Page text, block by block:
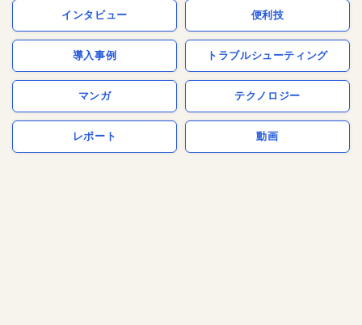
インタビュー 便利技
導入事例 トラブルシューティング
マンガ テクノロジー
レポート 動画